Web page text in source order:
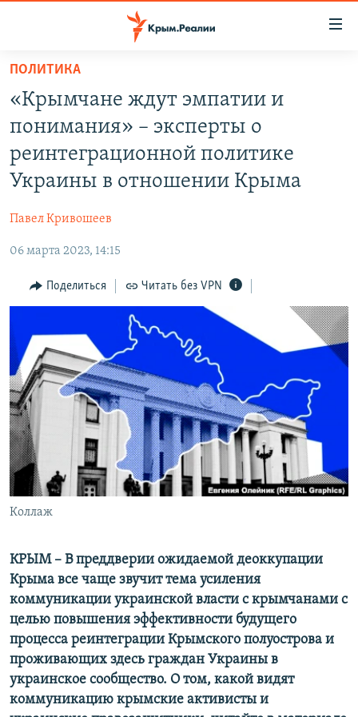
Вернуться
основному
содержанию
главной
Вернутся
СПЕЦПРОЕКТЫ
ИСТОРИЯ
ИНТЕРАКТИВ
ИНФОГРАФИКА
ТЕЛЕПРОЕКТ КРЫМ.РЕАЛИИ
СОВЕТЫ ПРАВОЗАЩИТНИКОВ
ПРОПАВШИЕ БЕЗ ВЕСТИ
ПОБЕДИТЕЛЕЙ НЕ СУДЯТ?
КРЫМ.НЕПОКОРЕННЫЙ
ELIFBE
УКРАИНСКАЯ ПРОБЛЕМА КРЫМА
РАДІО СВОБОДА
КАК ОБОЙТИ БЛОКИРОВКУ
ПРИСОЕДИНЯЙТЕСЬ!
Все сайты RFE/RL
ПОЛИТИКА
«Крымчане ждут эмпатии и
понимания» – эксперты о
реинтеграционной политике
Украины в отношении Крыма
Павел Кривошеев
06 марта 2023, 14:15
Поделиться Читать без VPN
Коллаж
КРЫМ – В преддверии ожидаемой деоккупации
Крыма все чаще звучит тема усиления
коммуникации украинской власти с крымчанами с
целью повышения эффективности будущего
процесса реинтеграции Крымского полуострова и
проживающих здесь граждан Украины в
украинское сообщество. О том, какой видят
коммуникацию крымские активисты и